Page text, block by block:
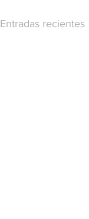
Entradas recientes